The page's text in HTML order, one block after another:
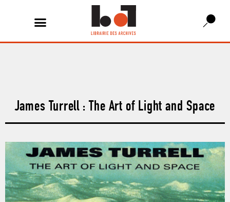
James Turrell : The Art of Light and Space